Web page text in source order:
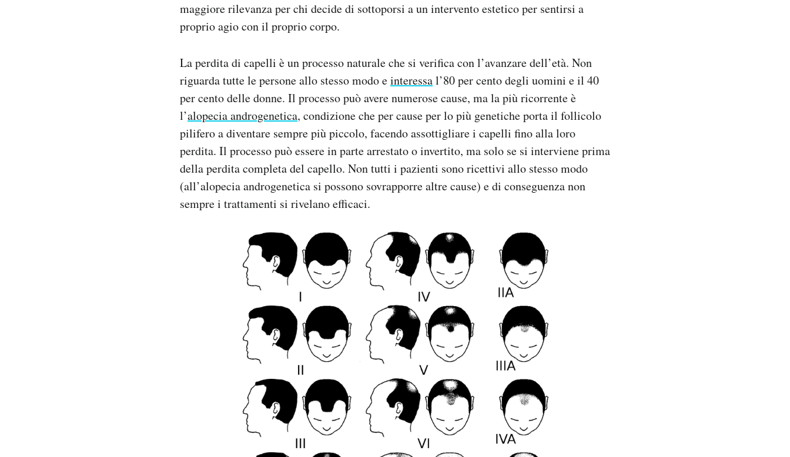
maggiore rilevanza per chi decide di sottoporsi a un intervento estetico per sentirsi a
proprio agio con il proprio corpo.
La perdita di capelli è un processo naturale che si verifica con l’avanzare dell’età. Non
riguarda tutte le persone allo stesso modo einteressal’80 per cento degli uomini e il 40
per cento delle donne. Il processo può avere numerose cause, ma la più ricorrente è
l’alopecia androgenetica, condizione che per cause per lo più genetiche porta il follicolo
pilifero a diventare sempre più piccolo, facendo assottigliare i capelli fino alla loro
perdita. Il processo può essere in parte arrestato o invertito, ma solo se si interviene prima
della perdita completa del capello. Non tutti i pazienti sono ricettivi allo stesso modo
(all’alopecia androgenetica si possono sovrapporre altre cause) e di conseguenza non
sempre i trattamenti si rivelano efficaci.